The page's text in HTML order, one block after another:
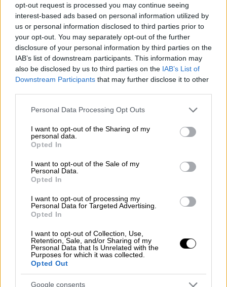
opt-out request is processed you may continue seeing
interest-based ads based on personal information utilized by
us or personal information disclosed to third parties prior to
your opt-out. You may separately opt-out of the further
disclosure of your personal information by third parties on the
IAB’s list of downstream participants. This information may
also be disclosed by us to third parties on the IAB’s List of
Downstream Participants that may further disclose it to other
Please note that this website/app uses one or more Google
not limited to your visit or usage behaviour. You may click to
grant or deny consent to Google and its third-party tags to
use your data for below specified purposes in below Google
consent section.
Personal Data Processing Opt Outs
I want to opt-out of the Sharing of my
personal data.
Opted In
I want to opt-out of the Sale of my
Personal Data.
Opted In
I want to opt-out of processing my
Personal Data for Targeted Advertising.
Opted In
I want to opt-out of Collection, Use,
Retention, Sale, and/or Sharing of my
Personal Data that Is Unrelated with the
Purposes for which it was collected.
Opted Out
Google consents
Όμως χθες στην Αθήνα, φίλαθλοι της
Φενέρμπαχτσε που είχαν αγοράσει τα
εισιτήριά τους, είχαν πληρώσει και
ταξιδέψει χιλιάδες χιλιόμετρα, έμειναν να
περιμένουν έξω από τις πόρτες του
γηπέδου. Οικογένειες χωρίστηκαν, άνθρωποι
απόλυτο χάος. Ενώ οι φίλαθλοι της
Φενέρμπαχτσε προσπαθούσαν να μπουν στο
γήπεδο, διαπιστώθηκε ακόμη και παρουσία
τους οικογενειακή εξέδρα. Αυτό είναι
απαράδεκτο.
Αναμένουμε επίσης μια ξεκάθαρη,
συγκεκριμένη και ικανοποιητική εξήγηση
από τη EuroLeague και τους διοργανωτές
σχετικά με τις σοβαρές καταγγελίες που
διατυπώθηκαν δημόσια από φιλάθλους και
πολίτες, σύμφωνα με τις οποίες περίπου
5.000 φίλαθλοι του Ολυμπιακού χωρίς